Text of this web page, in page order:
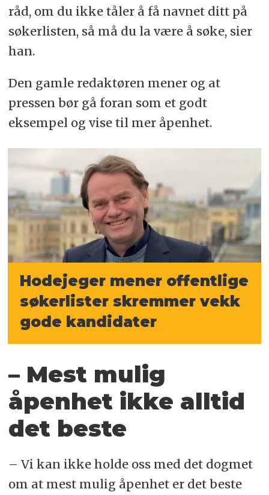
råd, om du ikke tåler å få navnet ditt på
søkerlisten, så må du la være å søke, sier
han.
Den gamle redaktøren mener og at
pressen bør gå foran som et godt
eksempel og vise til mer åpenhet.
Hodejeger mener offentlige
søkerlister skremmer vekk
gode kandidater
– Mest mulig
åpenhet ikke alltid
det beste
– Vi kan ikke holde oss med det dogmet
om at mest mulig åpenhet er det beste